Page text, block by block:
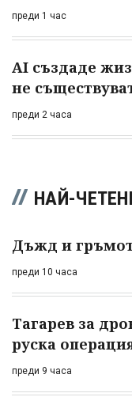
преди 1 час
AI създаде
не
преди 2 часа
НАЙ-
Дъжд и
преди 10 часа
Тагарев за
руска
преди 9 часа